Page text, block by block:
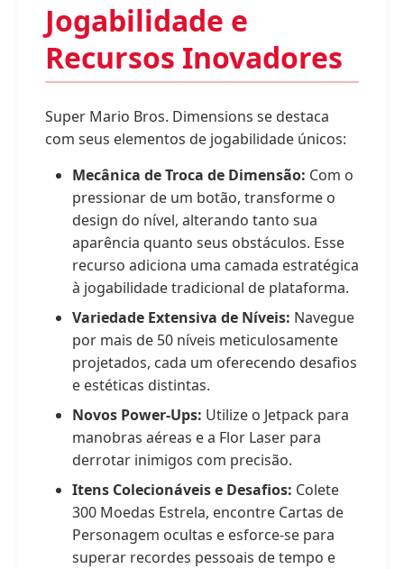
Jogabilidade e
Recursos Inovadores
Super Mario Bros. Dimensions se destaca
com seus elementos de jogabilidade únicos:
Mecânica de Troca de Dimensão: Com o
pressionar de um botão, transforme o
design do nível, alterando tanto sua
aparência quanto seus obstáculos. Esse
recurso adiciona uma camada estratégica
à jogabilidade tradicional de plataforma.
Variedade Extensiva de Níveis: Navegue
por mais de 50 níveis meticulosamente
projetados, cada um oferecendo desafios
e estéticas distintas.
Novos Power-Ups: Utilize o Jetpack para
manobras aéreas e a Flor Laser para
derrotar inimigos com precisão.
Itens Colecionáveis e Desafios: Colete
300 Moedas Estrela, encontre Cartas de
Personagem ocultas e esforce-se para
superar recordes pessoais de tempo e